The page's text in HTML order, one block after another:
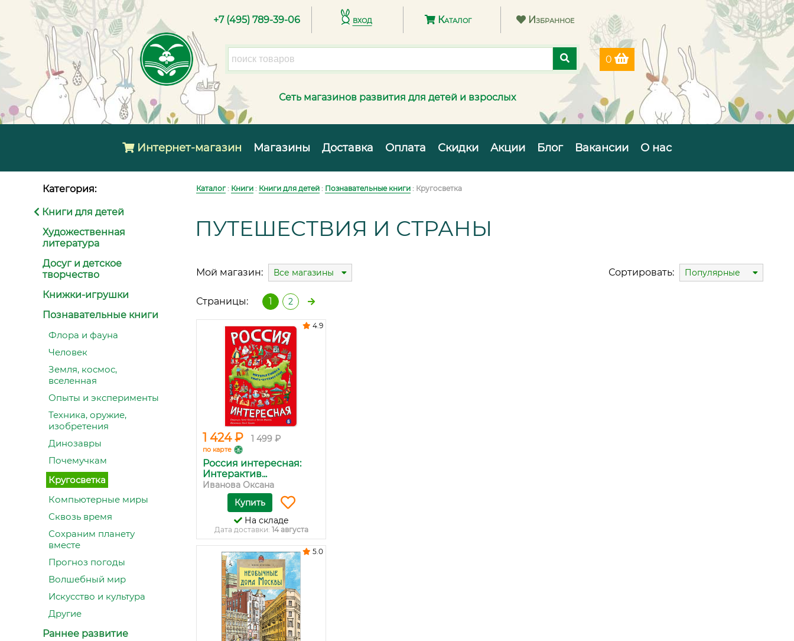
+7 (495) 789-39-06 вход Каталог Избранное
0
Сеть магазинов развития для детей и взрослых
Интернет-магазин Магазины Доставка Оплата Скидки Акции Блог Вакансии О нас
Категория:
Книги для детей
Художественная
литература
Досуг и детское
творчество
Книжки-игрушки
Познавательные книги
Флора и фауна
Человек
Земля, космос,
вселенная
Опыты и эксперименты
Техника, оружие,
изобретения
Динозавры
Почемучкам
Кругосветка
Компьютерные миры
Сквозь время
Сохраним планету
вместе
Прогноз погоды
Волшебный мир
Искусство и культура
Другие
Раннее развитие
Каталог: Книги : Книги для детей : Познавательные книги : Кругосветка
ПУТЕШЕСТВИЯ И СТРАНЫ
Мой магазин: Все магазины Сортировать: Популярные
Страницы: 1 2
1 424 ₽ 1 499 ₽
по карте
Россия интересная:
Интерактив...
Иванова Оксана
4.9
Купить
На складе
Дата доставки: 14 августа
5.0